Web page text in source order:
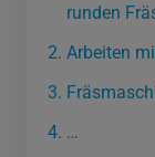
runden
Arbeiten
…